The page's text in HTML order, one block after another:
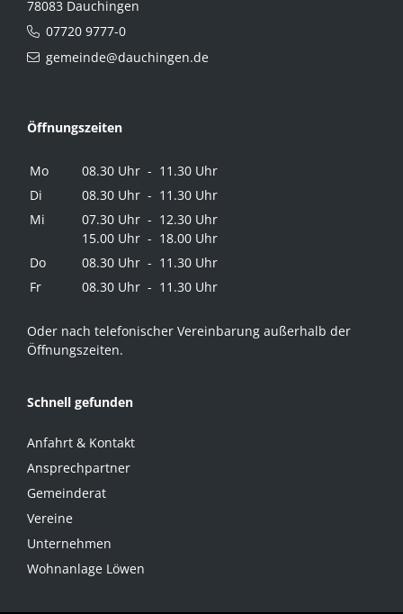
78083 Dauchingen
07720 9777-0
gemeinde@dauchingen.de
Öffnungszeiten
Mo
08.30 Uhr - 11.30 Uhr
Di
08.30 Uhr - 11.30 Uhr
Mi
07.30 Uhr - 12.30 Uhr
15.00 Uhr - 18.00 Uhr
Do
08.30 Uhr - 11.30 Uhr
Fr
08.30 Uhr - 11.30 Uhr
Oder nach telefonischer Vereinbarung außerhalb der
Öffnungszeiten.
Schnell gefunden
Anfahrt & Kontakt
Ansprechpartner
Gemeinderat
Vereine
Unternehmen
Wohnanlage Löwen